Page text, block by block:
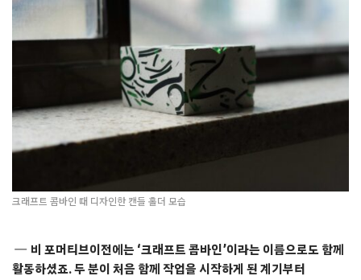
크래프트 콤바인 때 디자인한 캔들 홀더 모습
비 포머티브이전에는 ‘크래프트 콤바인’이라는 이름으로도 함께
활동하셨죠. 두 분이 처음 함께 작업을 시작하게 된 계기부터